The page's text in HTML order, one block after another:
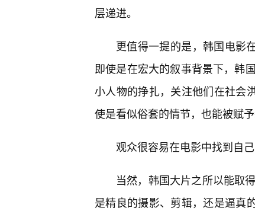
层递进。
更值得一提的是，韩国电影
即使是在宏大的叙事背景下，韩
小人物的挣扎，关注他们在社会
使是看似俗套的情节，也能被赋予
观众很容易在电影中找到自
当然，韩国大片之所以能取
是精良的摄影、剪辑，还是逼真